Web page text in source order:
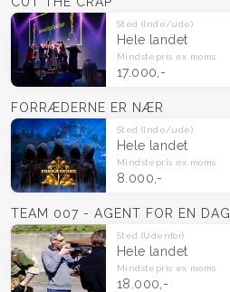
Sted (Inde/ude)
Hele landet
Mindstepris ex moms
17.000,-
FORRÆDERNE ER NÆR
Sted (Inde/ude)
Hele landet
Mindstepris ex moms
8.000,-
TEAM 007 - AGENT FOR EN DAG
Sted (Udenfor)
Hele landet
Mindstepris ex moms
18.000,-